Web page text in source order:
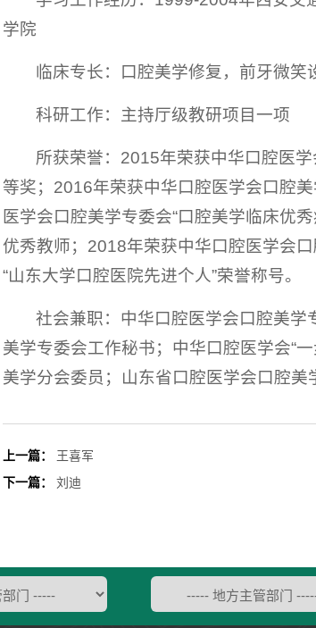
学院
临床专长：口腔美学修复，前牙微笑
科研工作：主持厅级教研项目一项
所获荣誉：2015年荣获中华口腔医
等奖；2016年荣获中华口腔医学会口腔
医学会口腔美学专委会“口腔美学临床优
优秀教师；2018年荣获中华口腔医学会
“山东大学口腔医院先进个人”荣誉称号。
社会兼职：中华口腔医学会口腔美
美学专委会工作秘书；中华口腔医学会“
美学分会委员；山东省口腔医学会口腔美
上一篇：
王喜军
下一篇：
刘迪